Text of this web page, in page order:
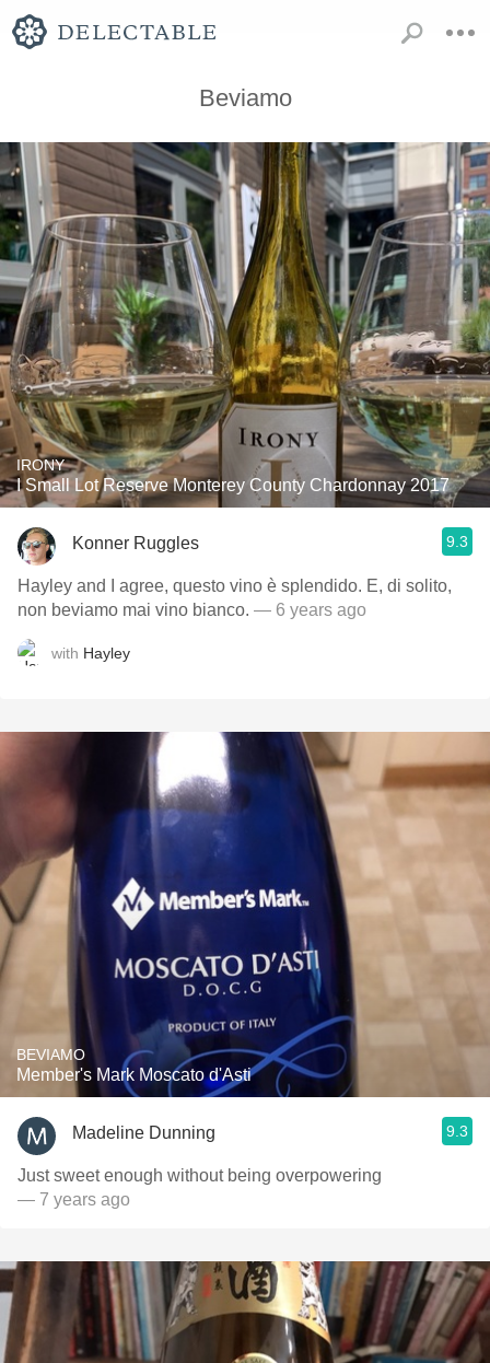
Beviamo
IRONY
I Small Lot Reserve Monterey County Chardonnay 2017
Konner Ruggles 9.3
Hayley and I agree, questo vino è splendido. E, di solito,
non beviamo mai vino bianco. — 6 years ago
with Hayley
BEVIAMO
Member's Mark Moscato d'Asti
Madeline Dunning 9.3
Just sweet enough without being overpowering
— 7 years ago